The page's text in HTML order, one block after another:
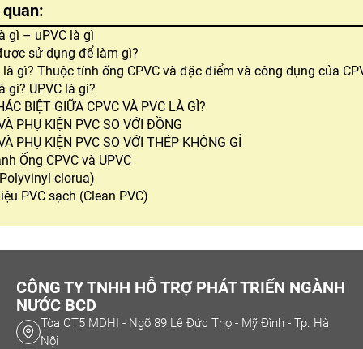
gì – uPVC là gì
sử dụng để làm gì?
là gì? Thuộc tính ống CPVC và đặc điểm và công dụng của
gì? UPVC là gì?
BIỆT GIỮA CPVC VÀ PVC LÀ GÌ?
PHỤ KIỆN PVC SO VỚI ĐỒNG
PHỤ KIỆN PVC SO VỚI THÉP KHÔNG GỈ
Ống CPVC và UPVC
clorua)
PVC sạch (Clean PVC)
CÔNG TY TNHH HỖ TRỢ PHÁT TRIỂN NGÀNH
NƯỚC BCD
Tòa CT5 MDHI - Ngõ 89 Lê Đức Thọ - Mỹ Đình - Tp. Hà
Nội